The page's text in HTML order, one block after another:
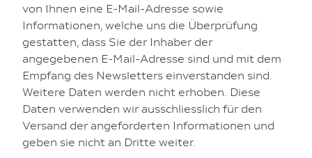
von Ihnen eine E-Mail-Adresse sowie
Informationen, welche uns die Überprüfung
gestatten, dass Sie der Inhaber der
angegebenen E-Mail-Adresse sind und mit dem
Empfang des Newsletters einverstanden sind.
Weitere Daten werden nicht erhoben. Diese
Daten verwenden wir ausschliesslich für den
Versand der angeforderten Informationen und
geben sie nicht an Dritte weiter.